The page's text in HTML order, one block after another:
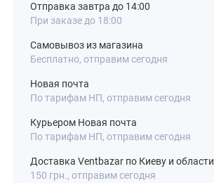
Отправка завтра до 14:00
При заказе до 18:00
Самовывоз из магазина
Бесплатно, отправим сегодня
Новая почта
По тарифам НП, отправим сегодня
Курьером Новая почта
По тарифам НП, отправим сегодня
Доставка Ventbazar по Киеву и области
150 грн., отправим сегодня